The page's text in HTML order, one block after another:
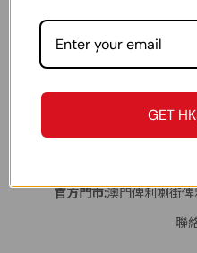
電話:
官方門市:澳門俾利喇街
聯
GET